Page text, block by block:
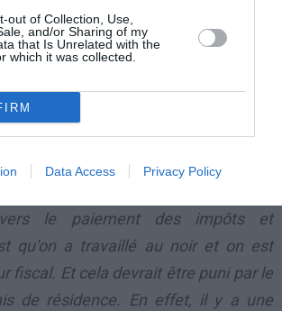
out of Collection, Use,
and/or Sharing of my
that Is Unrelated with the
which it was collected.
Data Access Privacy Policy
la « Questura » de Milan est illégale
raconte au site de notre groupe
Maurizio Bove, président
qui a soulevé le cas. Mais comme la
le paiement des impôts et
qu’on a travaillé au noir et on est
fiscal. Et cela devrait être puni par le
de résidence. En effet, il y a une